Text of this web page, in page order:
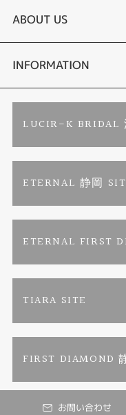
お問い合わせ
黒蝶真珠
時計
色石
ジュエリーリフォーム
婚約指輪
Savon de Bijoux
Savon de Bijoux化粧石鹸
Loose stone Search
Mark Hiroshi Willis
個性溢れる色石の魅力
YouTube ルシルケイチャ
ブライダルリングサイト
ブランドリスト
ペンを拾うお姉さん
ABOUT US
店舗情報・会社概要
お客様の声
INFORMATION
特定商取引に関する表記
LUCIR-K BRIDAL
ETERNAL 静岡
ETERNAL FIRST
TIARA SITE
FIRST DIAMOND
© LUCIR-